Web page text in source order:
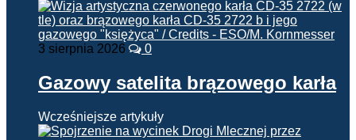
3 sierpnia 2026 0
Gazowy satelita brązowego karła
Wcześniejsze artykuły